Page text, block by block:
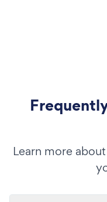
Learn more